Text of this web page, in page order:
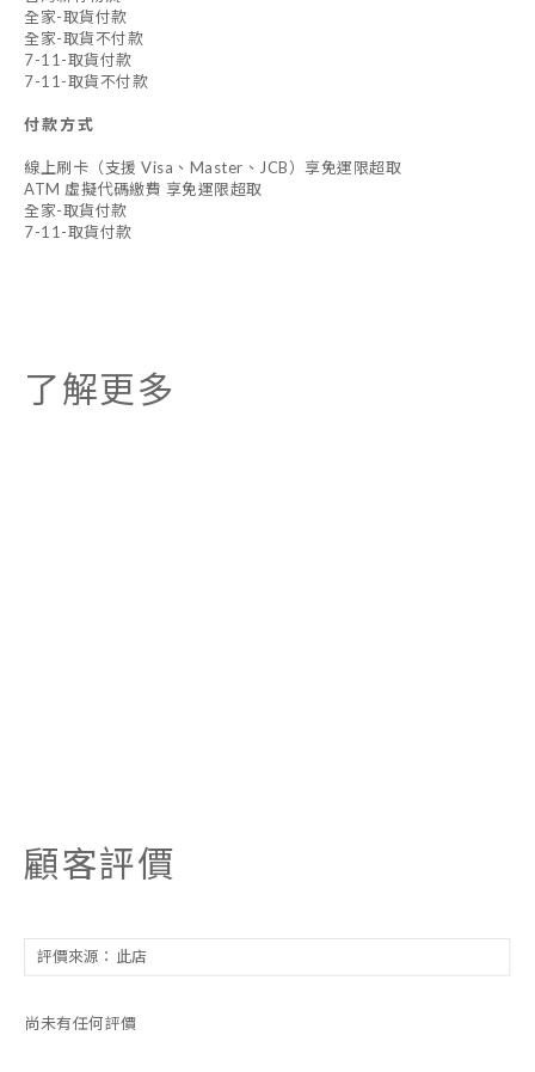
全家-取貨付款
全家-取貨不付款
7-11-取貨付款
7-11-取貨不付款
付款方式
線上刷卡（支援 Visa、Master、JCB）享免運限超取
ATM 虛擬代碼繳費 享免運限超取
全家-取貨付款
7-11-取貨付款
了解更多
顧客評價
尚未有任何評價